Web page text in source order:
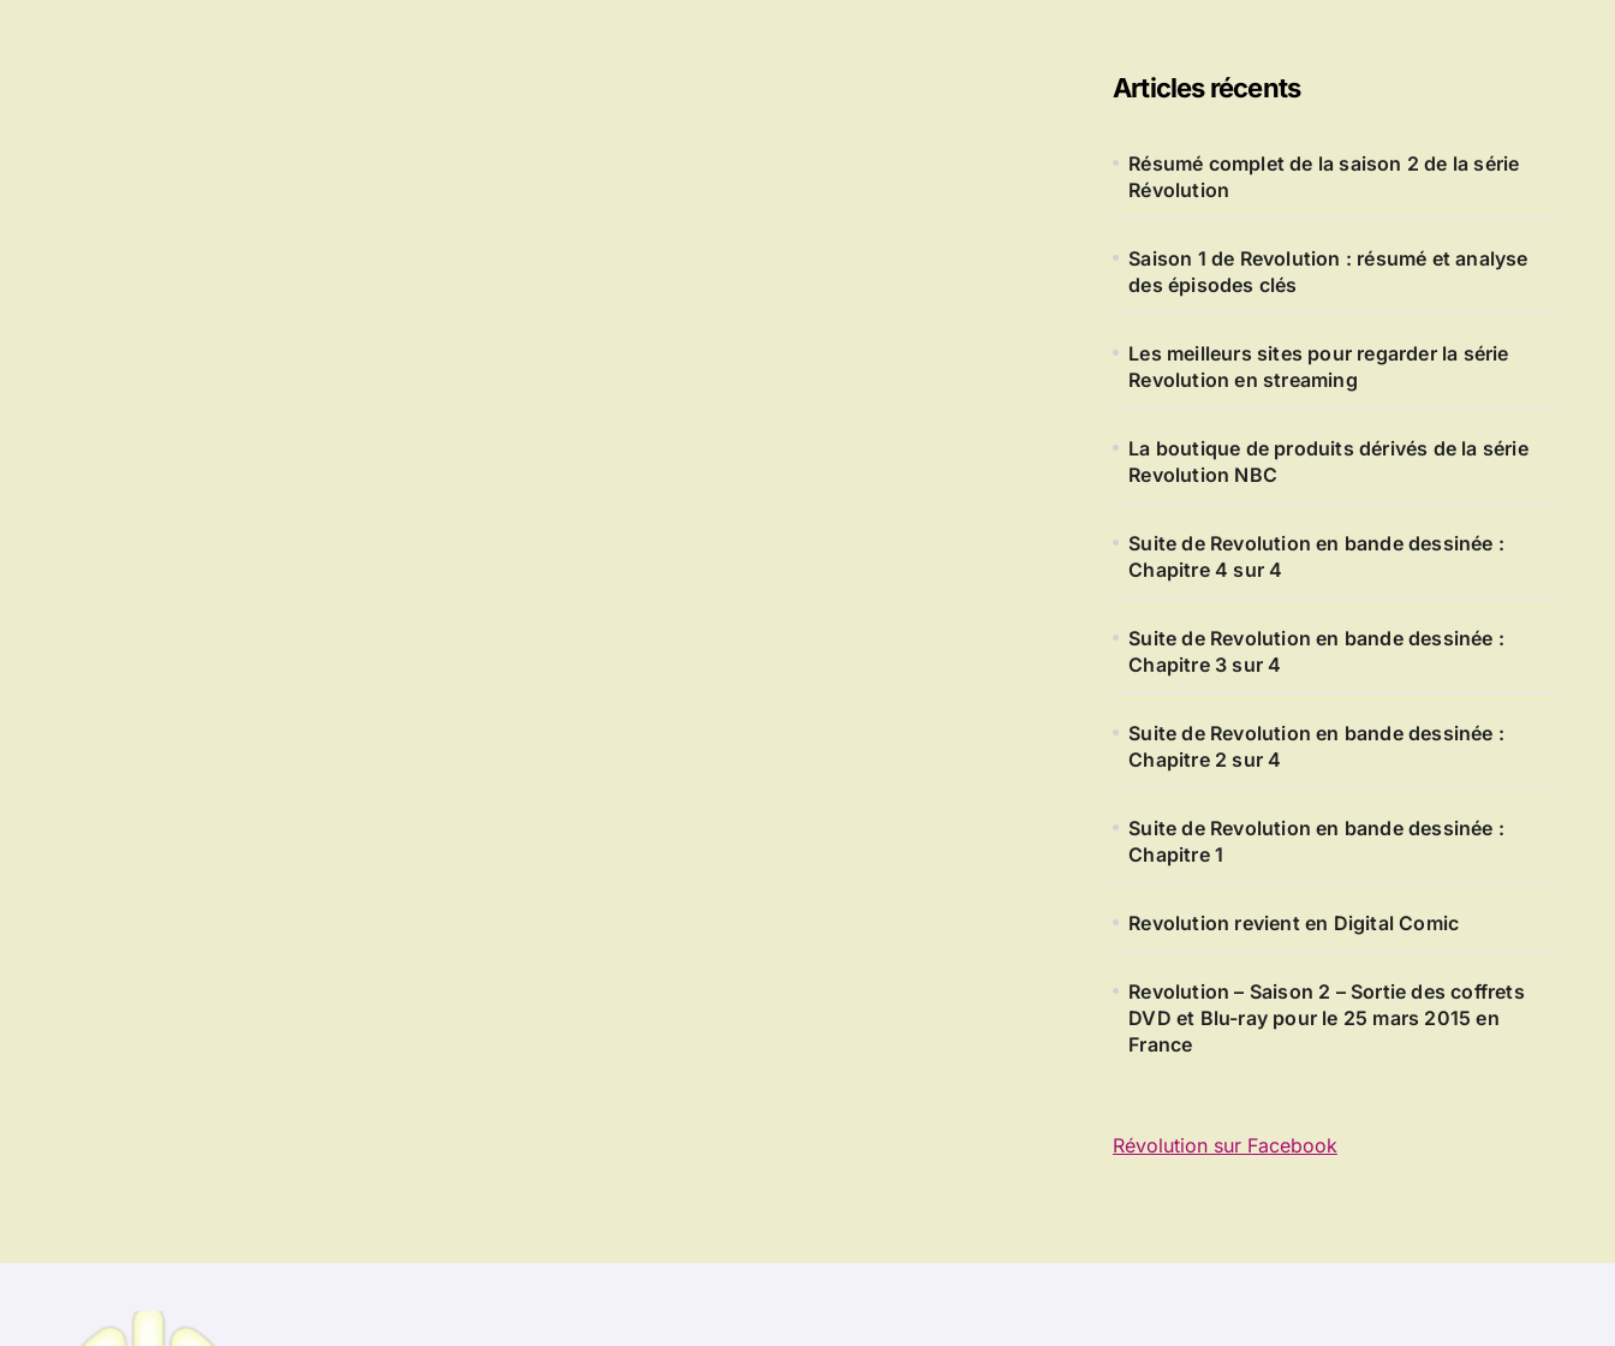
Articles récents
Résumé complet de la saison 2 de la série
Révolution
Saison 1 de Revolution : résumé et analyse
des épisodes clés
Les meilleurs sites pour regarder la série
Revolution en streaming
La boutique de produits dérivés de la série
Revolution NBC
Suite de Revolution en bande dessinée :
Chapitre 4 sur 4
Suite de Revolution en bande dessinée :
Chapitre 3 sur 4
Suite de Revolution en bande dessinée :
Chapitre 2 sur 4
Suite de Revolution en bande dessinée :
Chapitre 1
Revolution revient en Digital Comic
Revolution – Saison 2 – Sortie des coffrets
DVD et Blu-ray pour le 25 mars 2015 en
France
Révolution sur Facebook